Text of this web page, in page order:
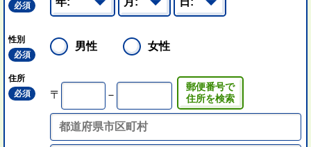
必須
性別
必須
男性 女性
住所
必須
〒 －
郵便番号で
住所を検索